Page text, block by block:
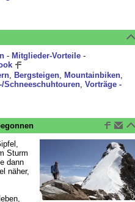
- Mitglieder-Vorteile-
, Bergsteigen, Mountainbiken,
Schneeschuhtouren, Vorträge -
Sturm
dann
näher,